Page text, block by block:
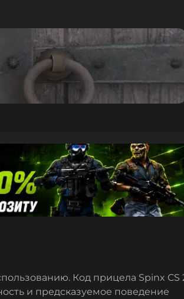
Код прицела Spinx CS
и предсказуемое поведение